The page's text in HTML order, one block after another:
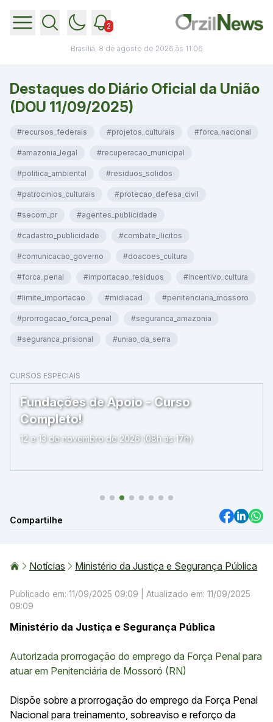
2
Brasília, 8 de agosto de 2026 às 11:06
Destaques do Diário Oficial da União
(DOU 11/09/2025)
#recursos_federais #projetos_culturais #forca_nacional
#amazonia_legal #recuperacao_municipal
#politica_ambiental #residuos_solidos
#patrocinios_culturais #protecao_defesa_civil
#secom_pr #agentes_publicidade
#cadastro_publicidade #combate_ilicitos
#comunicacao_governo #doacoes_cultura
#forca_penal #importacao_residuos #incentivo_cultura
#limite_importacao #midiacad #penitenciaria_mossoro
#prorrogacao_forca_penal #seguranca_amazonia
#seguranca_prisional #uniao_da_serra
CURSOS ESPECIAIS
Fundações de Apoio - Curso
Completo!
12 e 13 de novembro de 2026 (08h às 17h)
Compartilhe
Notícias Ministério da Justiça e Segurança Pública
Publicado em: 11/09/2025 09:09 | Atualizado em: 11/09/2025
09:09
Ministério da Justiça e Segurança Pública
Autorizada prorrogação do emprego da Força Penal para
atuar em Penitenciária de Mossoró (RN)
Dispõe sobre a prorrogação do emprego da Força Penal
Nacional para treinamento, sobreaviso e reforço da